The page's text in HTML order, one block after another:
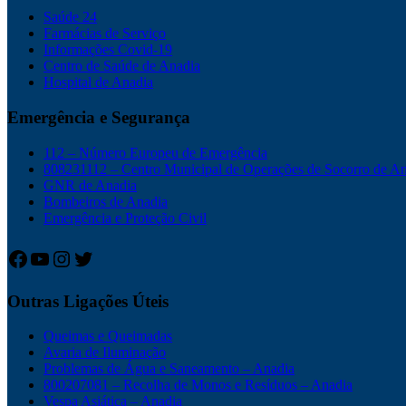
Saúde 24
Farmácias de Serviço
Informações Covid-19
Centro de Saúde de Anadia
Hospital de Anadia
Emergência e Segurança
112 – Número Europeu de Emergência
808231112 – Centro Municipal de Operações de Socorro de
GNR de Anadia
Bombeiros de Anadia
Emergência e Proteção Civil
Facebook
YouTube
Instagram
Twitter
Outras Ligações Úteis
Queimas e Queimadas
Avaria de Iluminação
Problemas de Água e Saneamento – Anadia
800207081 – Recolha de Monos e Resíduos – Anadia
Vespa Asiática – Anadia